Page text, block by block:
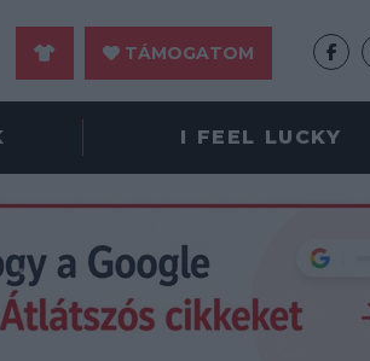
TÁMOGATOM
I FEEL LUCKY